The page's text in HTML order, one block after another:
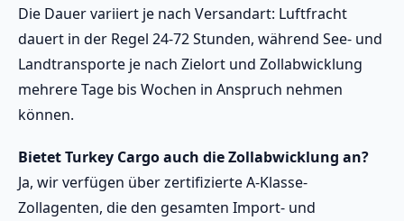
Die Dauer variiert je nach Versandart: Luftfracht
dauert in der Regel 24-72 Stunden, während See- und
Landtransporte je nach Zielort und Zollabwicklung
mehrere Tage bis Wochen in Anspruch nehmen
können.
Bietet Turkey Cargo auch die Zollabwicklung an?
Ja, wir verfügen über zertifizierte A-Klasse-
Zollagenten, die den gesamten Import- und